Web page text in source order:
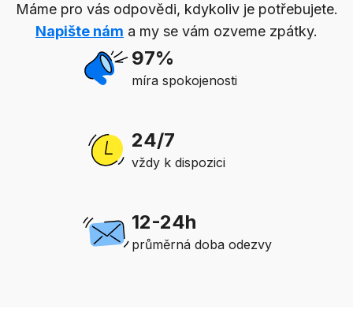
Máme pro vás odpovědi, kdykoliv je potřebujete.
Napište nám a my se vám ozveme zpátky.
97%
míra spokojenosti
24/7
vždy k dispozici
12-24h
průměrná doba odezvy